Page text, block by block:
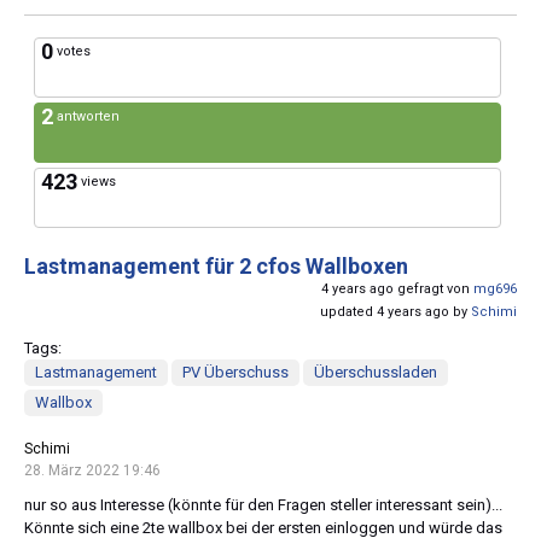
0 votes
2 antworten
423 views
Lastmanagement für 2 cfos Wallboxen
4 years ago gefragt von mg696
updated 4 years ago by Schimi
Tags:
Lastmanagement
PV Überschuss
Überschussladen
Wallbox
Schimi
28. März 2022 19:46
nur so aus Interesse (könnte für den Fragen steller interessant sein)...
Könnte sich eine 2te wallbox bei der ersten einloggen und würde das